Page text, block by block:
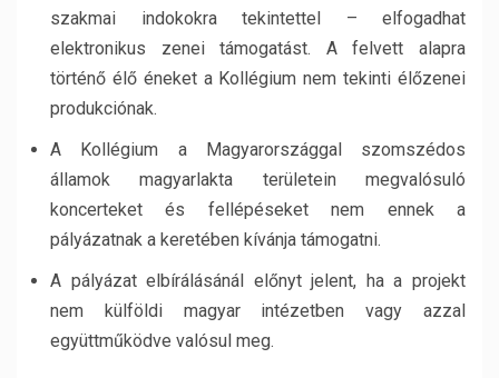
szakmai indokokra tekintettel – elfogadhat
elektronikus zenei támogatást. A felvett alapra
történő élő éneket a Kollégium nem tekinti élőzenei
produkciónak.
A Kollégium a Magyarországgal szomszédos
államok magyarlakta területein megvalósuló
koncerteket és fellépéseket nem ennek a
pályázatnak a keretében kívánja támogatni.
A pályázat elbírálásánál előnyt jelent, ha a projekt
nem külföldi magyar intézetben vagy azzal
együttműködve valósul meg.